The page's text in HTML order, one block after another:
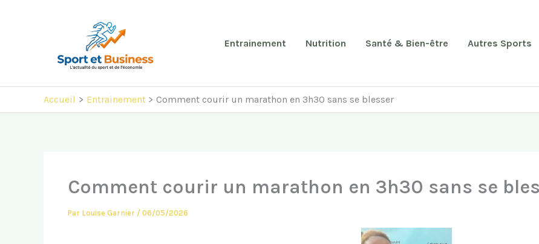
Entrainement Nutrition Santé & Bien-être Autres Sports
Accueil Entrainement Comment courir un marathon en 3h30 sans se blesser
Comment courir un marathon en 3h30 sans se
Par Louise Garnier / 06/05/2026